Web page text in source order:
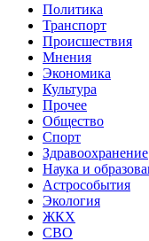
Политика
Транспорт
Происшествия
Мнения
Экономика
Культура
Прочее
Общество
Спорт
Здравоохранение
Наука и
Астрособытия
Экология
ЖКХ
СВО